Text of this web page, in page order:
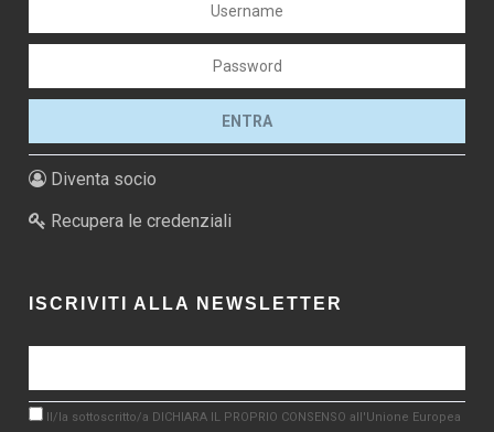
Diventa socio
Recupera le credenziali
ISCRIVITI ALLA NEWSLETTER
Il/la sottoscritto/a DICHIARA IL PROPRIO CONSENSO all'Unione Europea